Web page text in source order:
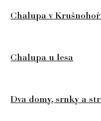
Chalupa v
Chalupa u lesa
Dva domy, srnky a